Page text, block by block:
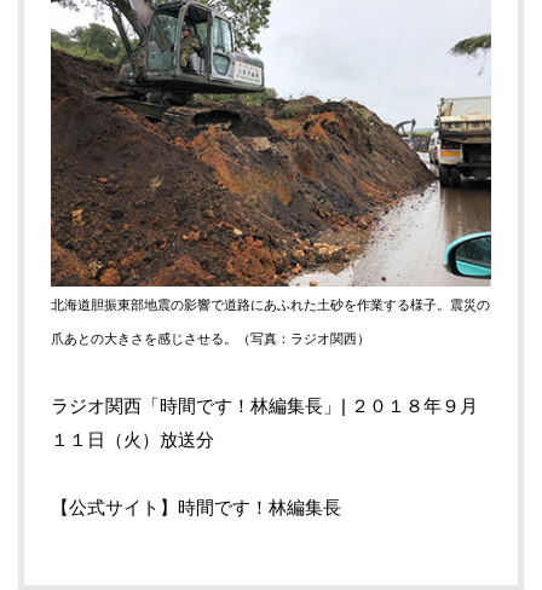
北海道胆振東部地震の影響で道路にあふれた土砂を作業する様子。震災の
爪あとの大きさを感じさせる。（写真：ラジオ関西）
ラジオ関西「時間です！林編集長」| ２０１８年９月
１１日（火）放送分
【公式サイト】時間です！林編集長